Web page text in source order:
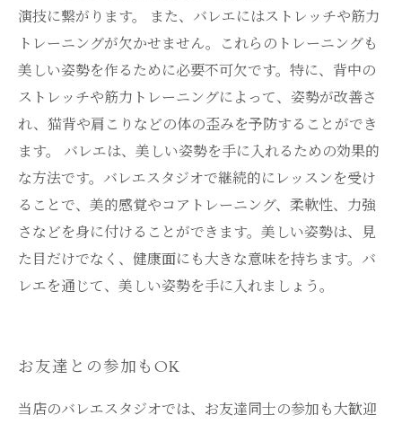
演技に繋がります。 また、バレエにはストレッチや筋力
トレーニングが欠かせません。これらのトレーニングも
美しい姿勢を作るために必要不可欠です。特に、背中の
ストレッチや筋力トレーニングによって、姿勢が改善さ
れ、猫背や肩こりなどの体の歪みを予防することができ
ます。 バレエは、美しい姿勢を手に入れるための効果的
な方法です。バレエスタジオで継続的にレッスンを受け
ることで、美的感覚やコアトレーニング、柔軟性、力強
さなどを身に付けることができます。美しい姿勢は、見
た目だけでなく、健康面にも大きな意味を持ちます。バ
レエを通じて、美しい姿勢を手に入れましょう。
お友達との参加もOK
当店のバレエスタジオでは、お友達同士の参加も大歓迎